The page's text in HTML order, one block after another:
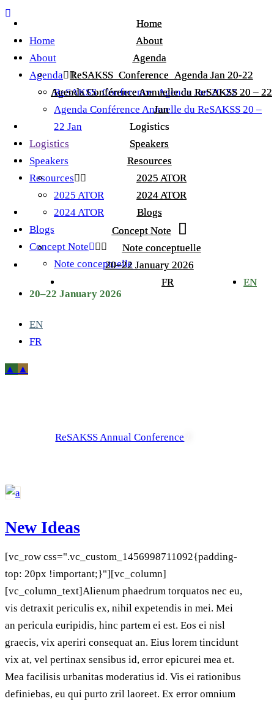
Home
About
Agenda
ReSAKSS_Conference_Agenda Jan 20-22
Agenda Conférence Annuelle du ReSAKSS 20 – 22
Jan
Logistics
Speakers
Resources
2025 ATOR
2024 ATOR
Blogs
Concept Note
Note conceptuelle
20–22 January 2026
EN
FR
Home
About
Agenda
ReSAKSS_Conference_Agenda Jan 20-22
Agenda Conférence Annuelle du ReSAKSS 20 – 22
Jan
Logistics
Speakers
Resources
2025 ATOR
2024 ATOR
Blogs
Concept Note
Note conceptuelle
20–22 January 2026
EN
FR
Home
About
Agenda
ReSAKSS_Conference_Agenda Jan 20-22
Agenda Conférence Annuelle du ReSAKSS 20 –
22 Jan
Logistics
Speakers
Resources
2025 ATOR
2024 ATOR
Blogs
Concept Note
Note conceptuelle
20–22 January 2026
EN
FR
ReSAKSS Annual Conference
New Ideas
[vc_row css=".vc_custom_1456998711092{padding-
top: 20px !important;}"][vc_column]
[vc_column_text]Alienum phaedrum torquatos nec eu,
vis detraxit periculis ex, nihil expetendis in mei. Mei
an pericula euripidis, hinc partem ei est. Eos ei nisl
graecis, vix aperiri consequat an. Eius lorem tincidunt
vix at, vel pertinax sensibus id, error epicurei mea et.
Mea facilisis urbanitas moderatius id. Vis ei rationibus
definiebas, eu qui purto zril laoreet. Ex error omnium